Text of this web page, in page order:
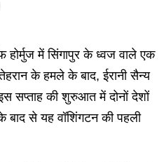
में सिंगापुर के ध्वज वाले एक
के हमले के बाद, ईरानी सैन्य
सप्ताह की शुरुआत में दोनों देशों
बाद से यह वॉशिंगटन की पहली